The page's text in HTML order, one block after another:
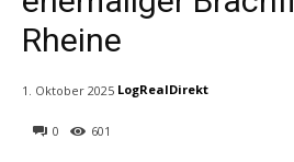
Rheine
0 601
1. Oktober 2025 LogRealDirekt